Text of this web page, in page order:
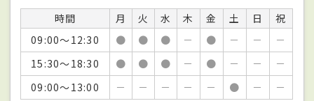
時間 月 火 水 木 金 土 日
祝
09:00～12:30
● ● ● － ● － －
－
15:30～18:30
● ● ● － ● － －
－
09:00～13:00
－ － － － － ● － －